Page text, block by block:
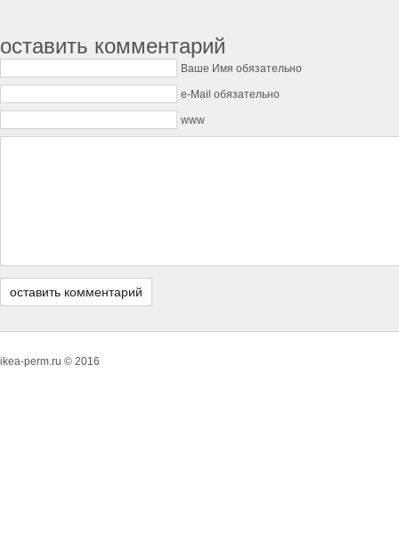
оставить комментарий
Ваше Имя обязательно
e-Mail обязательно
www
ikea-perm.ru © 2016